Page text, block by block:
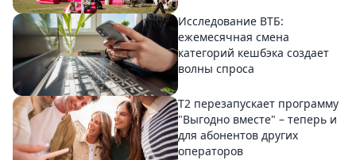
Исследование ВТБ:
ежемесячная смена
категорий кешбэка создает
волны спроса
Т2 перезапускает программу
"Выгодно вместе" – теперь и
для абонентов других
операторов